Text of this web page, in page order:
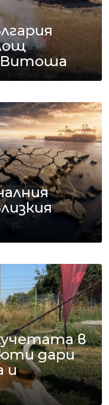
Витоша
в
дари
и